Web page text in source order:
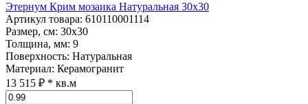
Этернум Крим мозаика Натуральная 30x30
Артикул товара: 610110001114
Размер, см: 30x30
Толщина, мм: 9
Поверхность: Натуральная
Материал: Керамогранит
13 515 ₽ * кв.м